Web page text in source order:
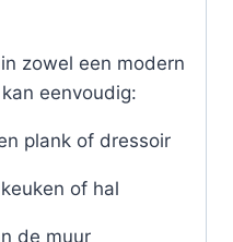
zowel een modern
eenvoudig:
plank of dressoir
of hal
de muur